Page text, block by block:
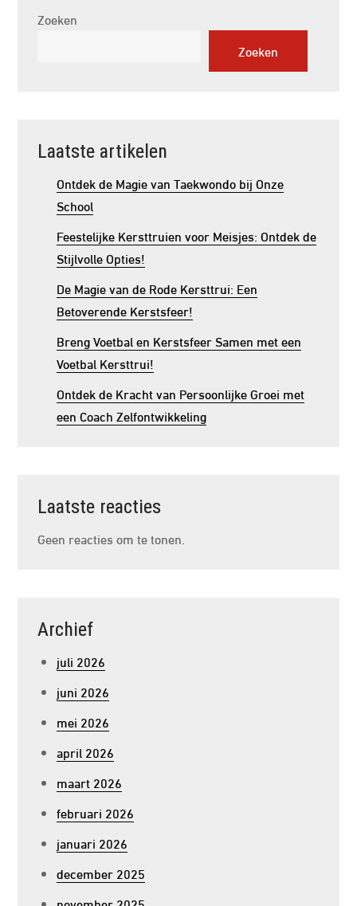
Zoeken
Zoeken
Laatste artikelen
Ontdek de Magie van Taekwondo bij Onze
School
Feestelijke Kersttruien voor Meisjes: Ontdek de
Stijlvolle Opties!
De Magie van de Rode Kersttrui: Een
Betoverende Kerstsfeer!
Breng Voetbal en Kerstsfeer Samen met een
Voetbal Kersttrui!
Ontdek de Kracht van Persoonlijke Groei met
een Coach Zelfontwikkeling
Laatste reacties
Geen reacties om te tonen.
Archief
juli 2026
juni 2026
mei 2026
april 2026
maart 2026
februari 2026
januari 2026
december 2025